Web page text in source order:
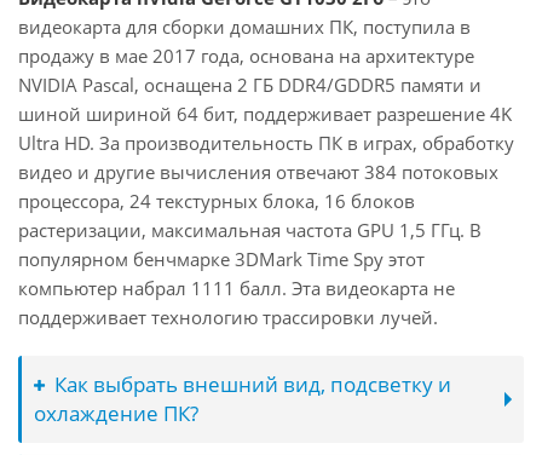
видеокарта для сборки домашних ПК, поступила в
продажу в мае 2017 года, основана на архитектуре
NVIDIA Pascal, оснащена 2 ГБ DDR4/GDDR5 памяти и
шиной шириной 64 бит, поддерживает разрешение 4K
Ultra HD. За производительность ПК в играх, обработку
видео и другие вычисления отвечают 384 потоковых
процессора, 24 текстурных блока, 16 блоков
растеризации, максимальная частота GPU 1,5 ГГц. В
популярном бенчмарке 3DMark Time Spy этот
компьютер набрал 1111 балл. Эта видеокарта не
поддерживает технологию трассировки лучей.
Как выбрать внешний вид, подсветку и
охлаждение ПК?